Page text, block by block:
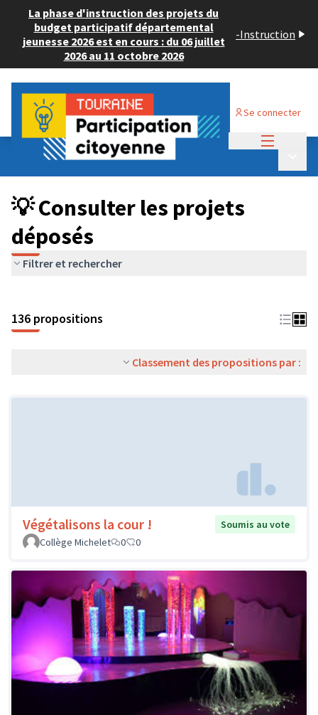
La phase d'instruction des projets du
budget participatif départemental
jeunesse 2026 est en cours : du 06 juillet
2026 au 11 octobre 2026
-Instruction
Se connecter
Budget Participatif JEUNESSE 2024
💡 Consulter les projets déposés
💡 Consulter les projets
déposés
Filtrer et rechercher
136 propositions
Classement des propositions par :
Végétalisons la cour !
Soumis au vote
Collège Michelet
0 0